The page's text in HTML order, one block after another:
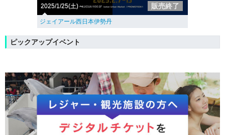
2025/1/25(土)～ 販売終了
ジェイアール西日本伊勢丹
ピックアップイベント